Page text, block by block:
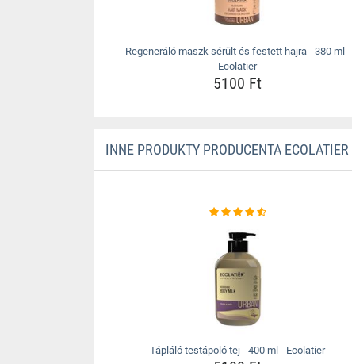
Regeneráló maszk sérült és festett hajra - 380 ml -
Ecolatier
5100 Ft
INNE PRODUKTY PRODUCENTA ECOLATIER
Tápláló testápoló tej - 400 ml - Ecolatier